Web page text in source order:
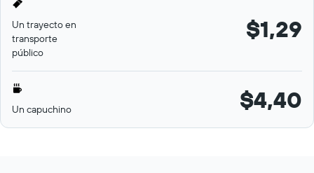
Un trayecto en
transporte
público
$1,29
Un capuchino $4,40